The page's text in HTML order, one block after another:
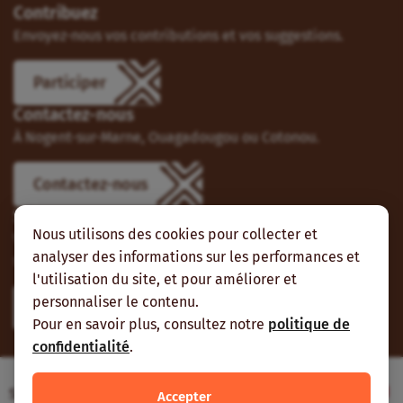
Nous utilisons des cookies pour collecter et
analyser des informations sur les performances et
l'utilisation du site, et pour améliorer et
personnaliser le contenu.
Pour en savoir plus, consultez notre politique de
confidentialité.
Accepter
Contribuez
Envoyez-nous vos contributions et vos suggestions.
Participer
Contactez-nous
À Nogent-sur-Marne, Ouagadougou ou Cotonou.
Contactez-nous
Suivez-nous
Vous pouvez aussi vous abonner à nos flux RSS et nous
suivre sur les réseaux sociaux.
Site web réalisé avec le soutien de l’Agence